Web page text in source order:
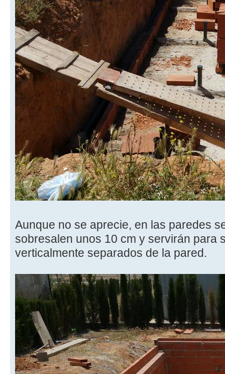
Aunque no se aprecie, en las paredes
sobresalen unos 10 cm y servirán para
verticalmente separados de la pared.